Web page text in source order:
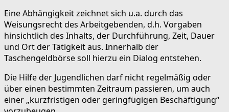
Eine Abhängigkeit zeichnet sich u.a. durch das
Weisungsrecht des Arbeitgebenden, d.h. Vorgaben
hinsichtlich des Inhalts, der Durchführung, Zeit, Dauer
und Ort der Tätigkeit aus. Innerhalb der
Taschengeldbörse soll hierzu ein Dialog entstehen.
Die Hilfe der Jugendlichen darf nicht regelmäßig oder
über einen bestimmten Zeitraum passieren, um auch
einer „kurzfristigen oder geringfügigen Beschäftigung“